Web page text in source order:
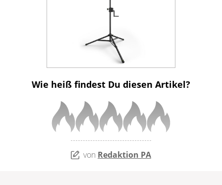
Wie heiß findest Du diesen Artikel?
von Redaktion PA